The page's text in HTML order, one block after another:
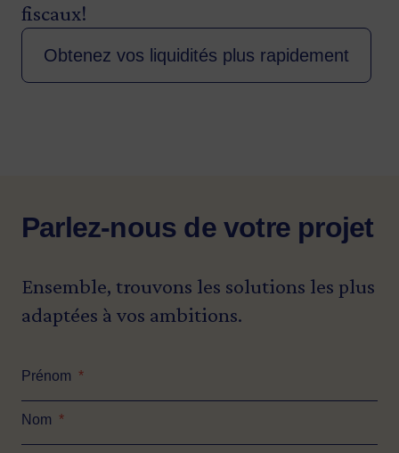
fiscaux!
Obtenez vos liquidités plus rapidement
Parlez-nous de votre projet
Ensemble, trouvons les solutions les plus
adaptées à vos ambitions.
Prénom *
Nom *